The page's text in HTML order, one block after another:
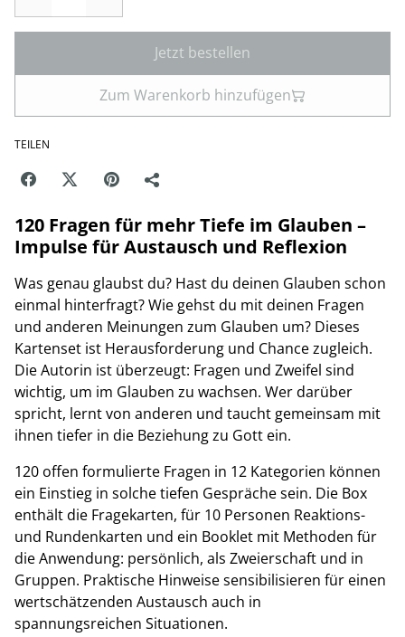
Jetzt bestellen
Zum Warenkorb hinzufügen
TEILEN
120 Fragen für mehr Tiefe im Glauben –
Impulse für Austausch und Reflexion
Was genau glaubst du? Hast du deinen Glauben schon
einmal hinterfragt? Wie gehst du mit deinen Fragen
und anderen Meinungen zum Glauben um? Dieses
Kartenset ist Herausforderung und Chance zugleich.
Die Autorin ist überzeugt: Fragen und Zweifel sind
wichtig, um im Glauben zu wachsen. Wer darüber
spricht, lernt von anderen und taucht gemeinsam mit
ihnen tiefer in die Beziehung zu Gott ein.
120 offen formulierte Fragen in 12 Kategorien können
ein Einstieg in solche tiefen Gespräche sein. Die Box
enthält die Fragekarten, für 10 Personen Reaktions-
und Rundenkarten und ein Booklet mit Methoden für
die Anwendung: persönlich, als Zweierschaft und in
Gruppen. Praktische Hinweise sensibilisieren für einen
wertschätzenden Austausch auch in
spannungsreichen Situationen.